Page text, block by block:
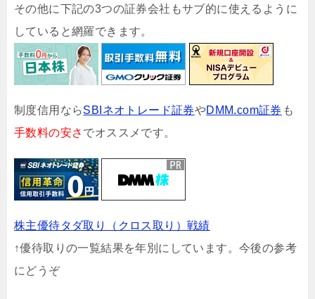
その他に下記の3つの証券会社もサブ的に使えるように
していると網羅できます。
制度信用ならSBIネオトレード証券やDMM.com証券 も
手数料の安さ でオススメです。
株主優待タダ取り（クロス取り）戦績
↑優待取りの一覧結果を年別にしています。今後の参考
にどうぞ